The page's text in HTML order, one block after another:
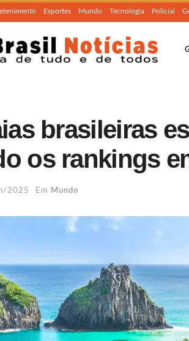
Esportes Mundo Tecnologia Policial
brasileiras
os rankings
2025 Em Mundo